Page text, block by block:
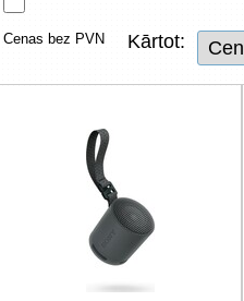
TV, Foto un elektronika
Autopreces
Renewd tehnika, Outlet
Cenas bez PVN Kārtot: